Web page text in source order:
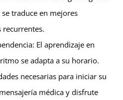
traduce en mejores
recurrentes.
El aprendizaje en
se adapta a su horario.
necesarias para iniciar su
médica y disfrute